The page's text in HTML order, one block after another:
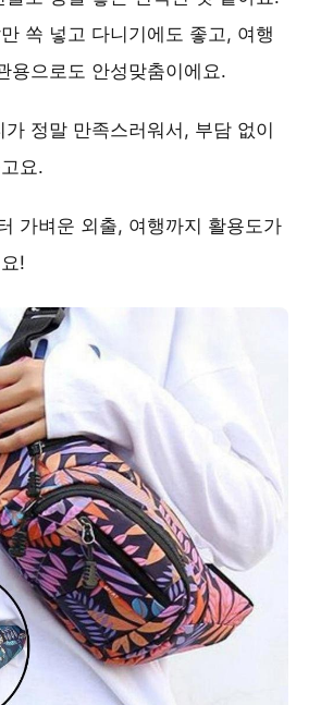
쏙 넣고 다니기에도 좋고, 여행
용으로도 안성맞춤이에요.
정말 만족스러워서, 부담 없이
요.
가벼운 외출, 여행까지 활용도가
!